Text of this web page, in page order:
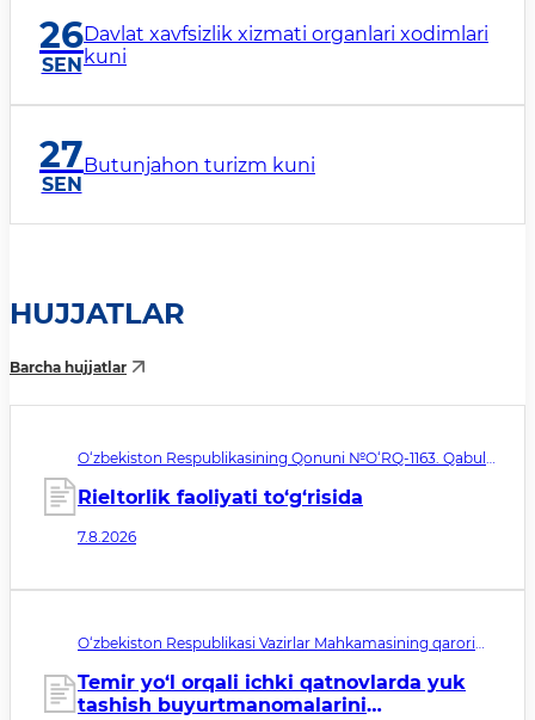
26
SEN
Davlat xavfsizlik xizmati organlari xodimlari
kuni
27
SEN
Butunjahon turizm kuni
HUJJATLAR
Barcha hujjatlar
O‘zbekiston Respublikasining Qonuni №O‘RQ-1163. Qabul
Rieltorlik faoliyati to‘g‘risida
7.8.2026
O‘zbekiston Respublikasi Vazirlar Mahkamasining qarori
sanasi 01.10.2026
Temir yo‘l orqali ichki qatnovlarda yuk
tashish buyurtmanomalarini